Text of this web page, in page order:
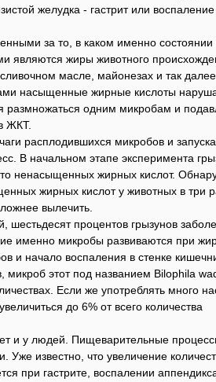
желудка - гастрит или воспаление
за то, в каком именно состоянии
являются жиры животного
масле, майонезах и так
насыщенные жирные кислоты
одним микробам и
ЖКТ.
расплодившихся микробов и
В начальном этапе эксперимента
ненасыщенных жирных кислот.
жирных кислот у животных в три
вылечить.
процентов грызунов
именно микробы развиваются при
и начало воспаления в стенке
этот под названием Bilophila
Если же употреблять много
до 6% от всего количества
и у людей. Пищеварительные
Уже известно, что увеличение
при гастрите, воспалении